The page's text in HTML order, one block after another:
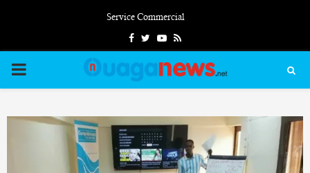
Service Commercial
FacebookTwitterYoutube
Rss
PRIMARY